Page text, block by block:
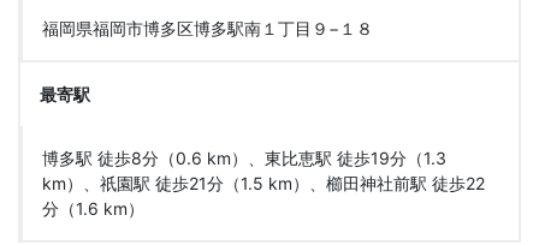
福岡県福岡市博多区博多駅南１丁目９−１８
最寄駅
博多駅 徒歩8分（0.6 km）、東比恵駅 徒歩19分（1.3
km）、祇園駅 徒歩21分（1.5 km）、櫛田神社前駅 徒歩22
分（1.6 km）